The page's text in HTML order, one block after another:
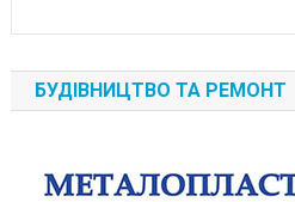
БУДІВНИЦТВО ТА РЕМОНТ